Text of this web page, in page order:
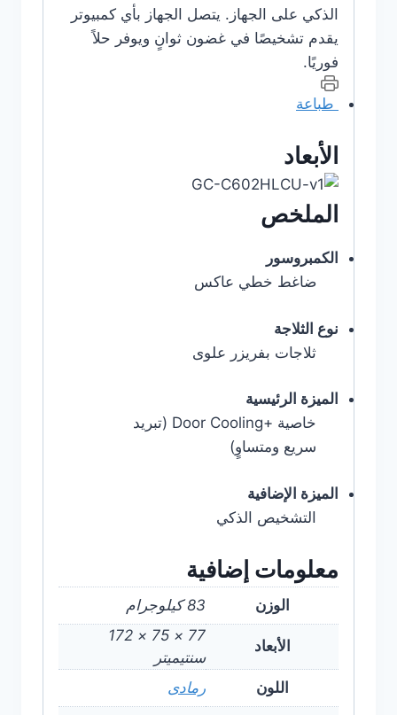
الذكي على الجهاز. يتصل الجهاز بأي كمبيوتر
يقدم تشخيصًا في غضون ثوانٍ ويوفر حلاً
فوريًا.
طباعة
الأبعاد
الملخص
الكمبروسور
ضاغط خطي عاكس
نوع الثلاجة
ثلاجات بفريزر علوى
الميزة الرئيسية
خاصية Door Cooling+‎ (تبريد
سريع ومتساوٍ)
الميزة الإضافية
التشخيص الذكي
معلومات إضافية
الوزن 83 كيلوجرام
الأبعاد
77 × 75 × 172
سنتيميتر
اللون
رمادى